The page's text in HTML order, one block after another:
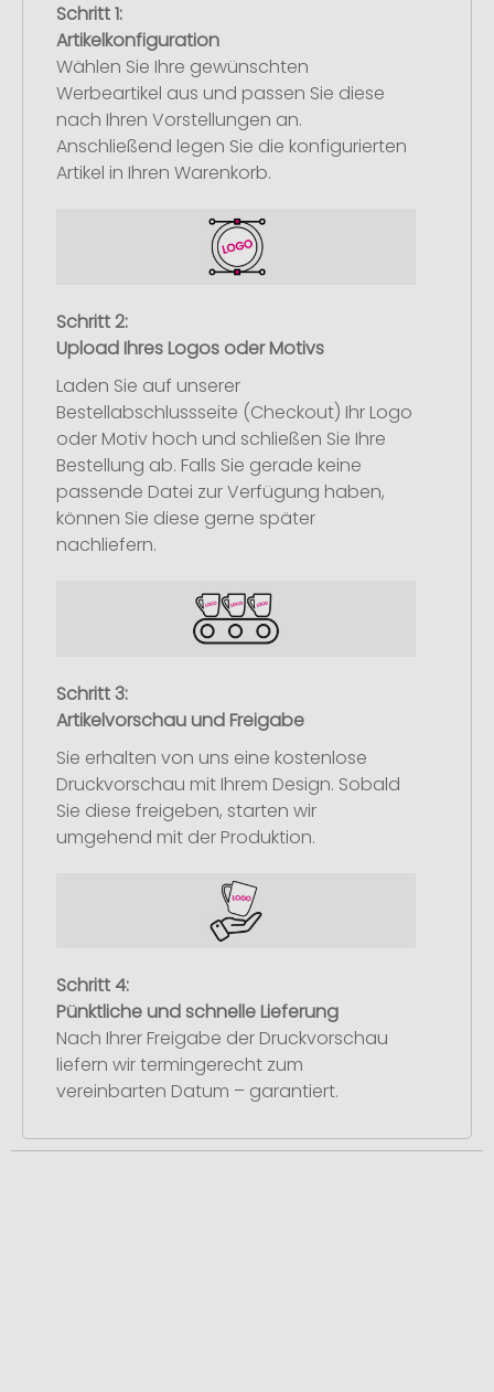
Schritt 1:
Artikelkonfiguration
Wählen Sie Ihre gewünschten
Werbeartikel aus und passen Sie diese
nach Ihren Vorstellungen an.
Anschließend legen Sie die konfigurierten
Artikel in Ihren Warenkorb.
Schritt 2:
Upload Ihres Logos oder Motivs
Laden Sie auf unserer
Bestellabschlussseite (Checkout) Ihr Logo
oder Motiv hoch und schließen Sie Ihre
Bestellung ab. Falls Sie gerade keine
passende Datei zur Verfügung haben,
können Sie diese gerne später
nachliefern.
Schritt 3:
Artikelvorschau und Freigabe
Sie erhalten von uns eine kostenlose
Druckvorschau mit Ihrem Design. Sobald
Sie diese freigeben, starten wir
umgehend mit der Produktion.
Schritt 4:
Pünktliche und schnelle Lieferung
Nach Ihrer Freigabe der Druckvorschau
liefern wir termingerecht zum
vereinbarten Datum – garantiert.